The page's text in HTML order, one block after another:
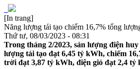
[In trang]
Năng lượng tái tạo chiếm 16,7% tổng
Thứ tư, 08/03/2023 - 08:31
Trong tháng 2/2023, sản lượng điện
lượng tái tạo đạt 6,45 tỷ kWh, chiếm
trời đạt 3,87 tỷ kWh, điện gió đạt 2,4 tỷ